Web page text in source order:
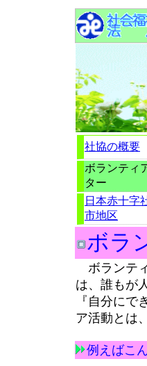
社協の概要
ボランティ
ター
日本赤十字
市地区
ボラ
ボランテ
は、誰もが
『自分に
ア活動とは
例えばこ